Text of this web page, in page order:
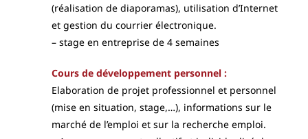
(réalisation de diaporamas), utilisation d’Internet
et gestion du courrier électronique.
– stage en entreprise de 4 semaines
Cours de développement personnel :
Elaboration de projet professionnel et personnel
(mise en situation, stage,…), informations sur le
marché de l’emploi et sur la recherche emploi.